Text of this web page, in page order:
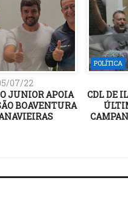
07/22
JUNIOR APOIA
BOAVENTURA
POLÍTICA
CDL DE